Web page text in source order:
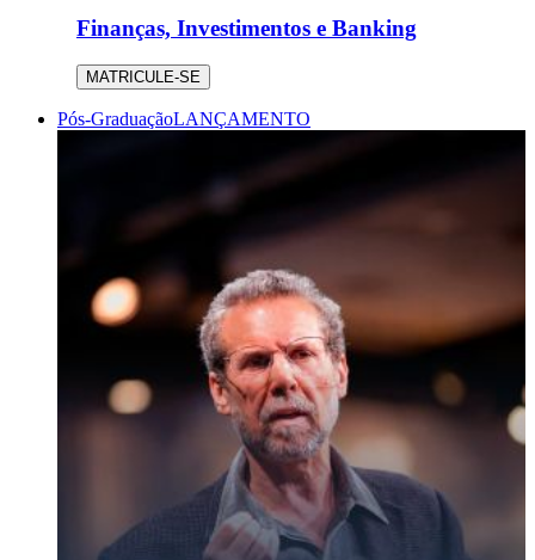
Finanças, Investimentos e Banking
MATRICULE-SE
Pós-GraduaçãoLANÇAMENTO